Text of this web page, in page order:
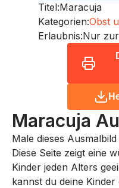
Titel:Maracuja
Kategorien:Obst
Erlaubnis:Nur
Maracuja
Male dieses
Diese Seite zeigt eine
Kinder jeden Alters
kannst du deine